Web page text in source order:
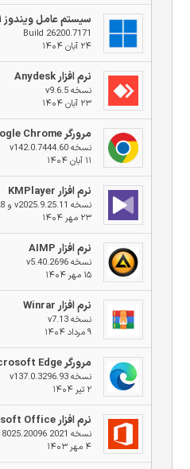
سیستم عامل ویندوز ۱۱
Build 26200.7171
۲۴ آبان ۱۴۰۴
نرم افزار Anydesk
نسخه v9.6.5
۲۳ آبان ۱۴۰۴
مرورگر Google Chrome
نسخه v142.0.7444.60
۱۱ آبان ۱۴۰۴
نرم افزار KMPlayer
نسخه v2025.9.25.11 و v4.2.3.28
۲۳ مهر ۱۴۰۴
نرم افزار AIMP
نسخه v5.40.2696
۱۵ مهر ۱۴۰۴
نرم افزار Winrar
نسخه v7.13
۹ مرداد ۱۴۰۴
مرورگر Microsoft Edge
نسخه v137.0.3296.93
۲ تیر ۱۴۰۴
نرم افزار Microsoft Office
نسخه 2021 VL v2409 Build 18025.20096
۴ مهر ۱۴۰۳